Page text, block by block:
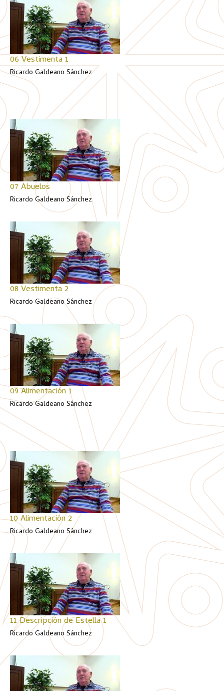
06 Vestimenta 1
Ricardo Galdeano Sánchez
07 Abuelos
Ricardo Galdeano Sánchez
08 Vestimenta 2
Ricardo Galdeano Sánchez
09 Alimentación 1
Ricardo Galdeano Sánchez
10 Alimentación 2
Ricardo Galdeano Sánchez
11 Descripción de Estella 1
Ricardo Galdeano Sánchez